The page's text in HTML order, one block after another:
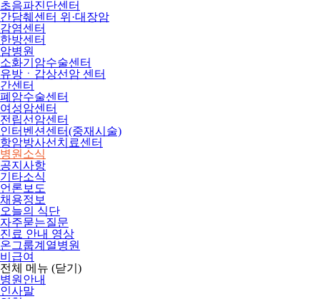
초음파진단센터
간담췌센터 위·대장암
감염센터
한방센터
암병원
소화기암수술센터
유방ㆍ갑상선암 센터
간센터
폐암수술센터
여성암센터
전립선암센터
인터벤션센터(중재시술)
항암방사선치료센터
병원소식
공지사항
기타소식
언론보도
채용정보
오늘의 식단
자주묻는질문
진료 안내 영상
온그룹계열병원
비급여
전체 메뉴 (닫기)
병원안내
인사말